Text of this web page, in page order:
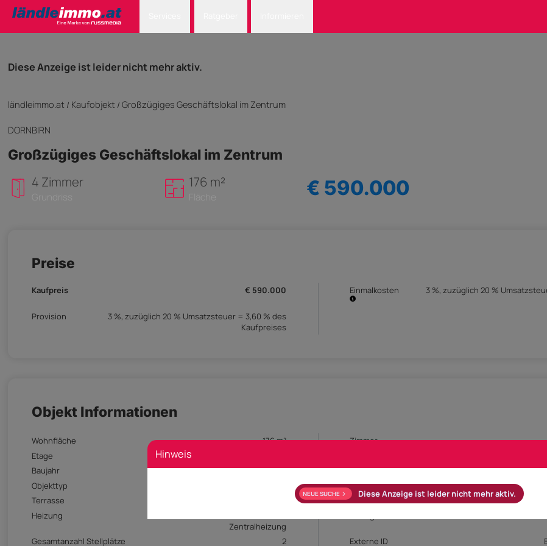
Diese Anzeige ist leider nicht mehr aktiv.
ländleimmo.at / Kaufobjekt / Großzügiges Geschäftslokal im Zentrum
DORNBIRN
Großzügiges Geschäftslokal im Zentrum
4 Zimmer
Grundriss
176 m²
Fläche € 590.000
Preise
Kaufpreis € 590.000 Einmalkosten
3 %, zuzüglich 20 %
Provision
3 %, zuzüglich 20 % Umsatzsteuer = 3,60 % des
Kaufpreises
Objekt Informationen
Wohnfläche 176 m² Zimmer
Etage
Baujahr
1999 Objektart
Objekttyp
Balkon
Terrasse
Keller
Heizung
Zentralheizung
Gesamtanzahl Stellplätze 2 Externe ID
Hinweis
NEUE SUCHE Diese Anzeige ist leider nicht mehr aktiv.